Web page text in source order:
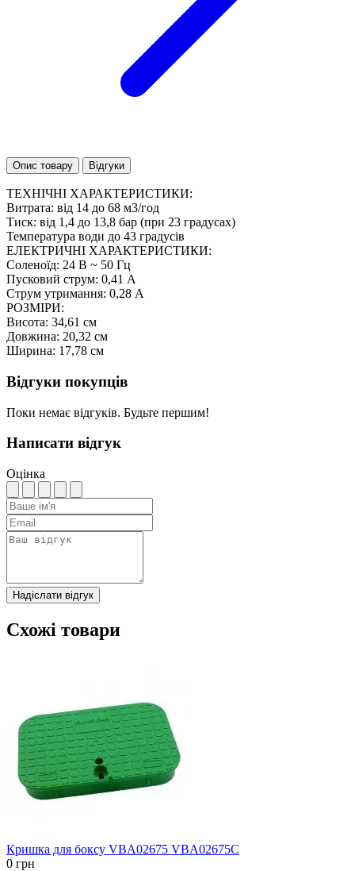
Опис товару Відгуки
ТЕХНІЧНІ ХАРАКТЕРИСТИКИ:
Витрата: від 14 до 68 м3/год
Тиск: від 1,4 до 13,8 бар (при 23 градусах)
Температура води до 43 градусів
ЕЛЕКТРИЧНІ ХАРАКТЕРИСТИКИ:
Соленоїд: 24 В ~ 50 Гц
Пусковий струм: 0,41 А
Струм утримання: 0,28 А
РОЗМІРИ:
Висота: 34,61 см
Довжина: 20,32 см
Ширина: 17,78 см
Відгуки покупців
Поки немає відгуків. Будьте першим!
Написати відгук
Оцінка
Надіслати відгук
Схожі товари
Кришка для боксу VBA02675 VBA02675C
0 грн